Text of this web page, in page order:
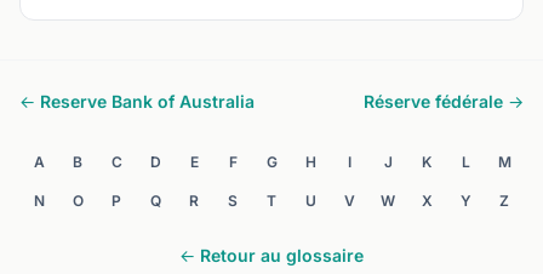
← Reserve Bank of Australia Réserve fédérale →
A B C D E F G H I J K L M
N O P Q R S T U V W X Y Z
← Retour au glossaire